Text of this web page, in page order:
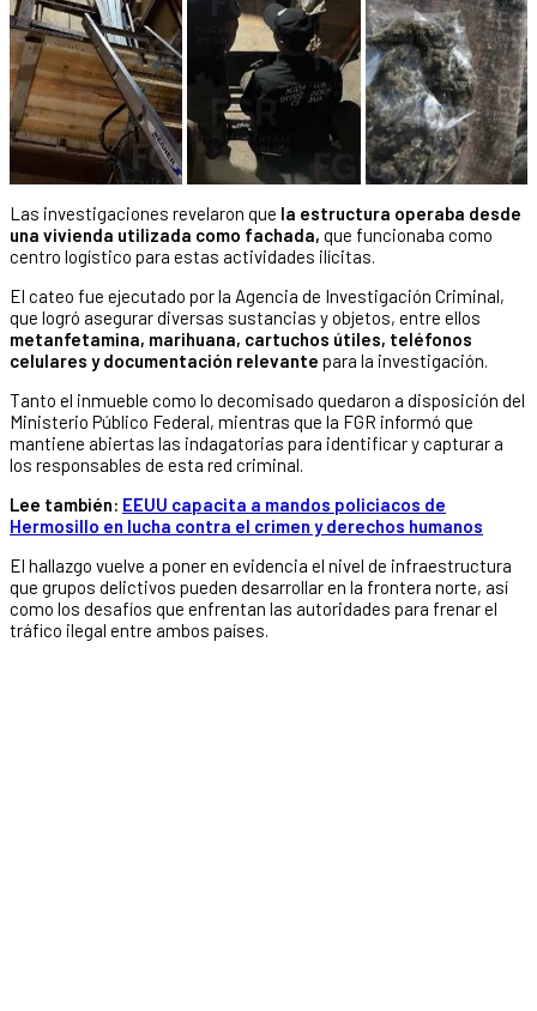
Las investigaciones revelaron que la estructura operaba desde
una vivienda utilizada como fachada, que funcionaba como
centro logístico para estas actividades ilícitas.
El cateo fue ejecutado por la Agencia de Investigación Criminal,
que logró asegurar diversas sustancias y objetos, entre ellos
metanfetamina, marihuana, cartuchos útiles, teléfonos
celulares y documentación relevante para la investigación.
Tanto el inmueble como lo decomisado quedaron a disposición del
Ministerio Público Federal, mientras que la FGR informó que
mantiene abiertas las indagatorias para identificar y capturar a
los responsables de esta red criminal.
Lee también: EEUU capacita a mandos policiacos de
Hermosillo en lucha contra el crimen y derechos humanos
El hallazgo vuelve a poner en evidencia el nivel de infraestructura
que grupos delictivos pueden desarrollar en la frontera norte, así
como los desafíos que enfrentan las autoridades para frenar el
tráfico ilegal entre ambos países.